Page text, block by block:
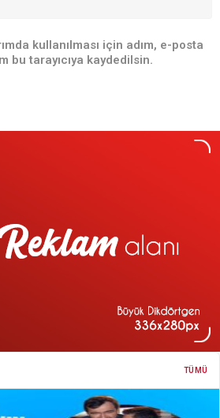
kullanılması için adım, e-posta
bu tarayıcıya kaydedilsin.
TÜMÜ